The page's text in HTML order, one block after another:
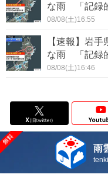
な雨 「記録
08/08(土)16:55
【速報】岩
な雨 「記録
08/08(土)16:46
雨